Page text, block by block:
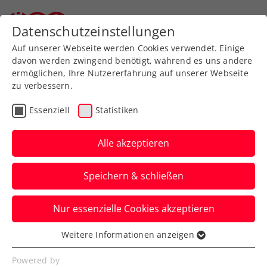
Zurück zur Newsübersicht
Turniere
ATP-Challenger Bogotá:
Gerald Melzer erreicht
erstes Saisonfinale
Österreichs aktuelle Nummer fünf im
ATP-Ranking legt in Kolumbiens
Hauptstadt nach.
Verfasst von: Manuel Wachta, 10.07.2022
Datenschutzeinstellungen
Auf unserer Webseite werden Cookies verwendet. Einige
davon werden zwingend benötigt, während es uns andere
ermöglichen, Ihre Nutzererfahrung auf unserer Webseite
zu verbessern.
Essenziell Statistiken
Alle akzeptieren
Speichern & schließen
Nur essenzielle Cookies akzeptieren
Essenziell
Essenzielle Cookies werden für grundlegende
Weitere Informationen anzeigen
Powered by